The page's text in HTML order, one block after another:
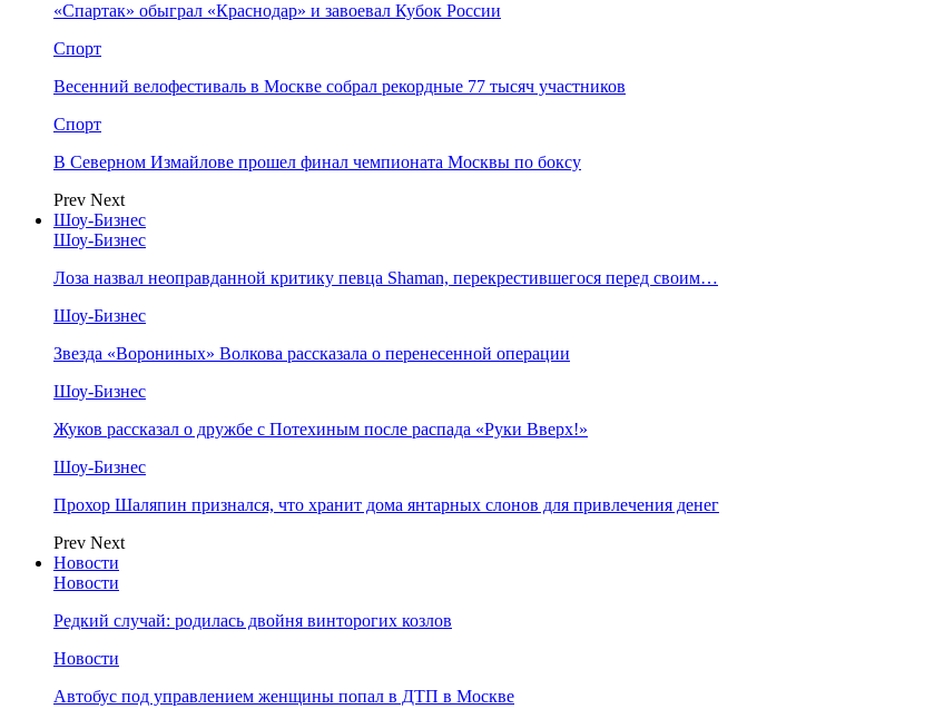
«Спартак» обыграл «Краснодар» и завоевал Кубок России
Спорт
Весенний велофестиваль в Москве собрал рекордные 77 тысяч участников
Спорт
В Северном Измайлове прошел финал чемпионата Москвы по боксу
Prev Next
Шоу-Бизнес
Шоу-Бизнес
Лоза назвал неоправданной критику певца Shaman, перекрестившегося перед своим…
Шоу-Бизнес
Звезда «Ворониных» Волкова рассказала о перенесенной операции
Шоу-Бизнес
Жуков рассказал о дружбе с Потехиным после распада «Руки Вверх!»
Шоу-Бизнес
Прохор Шаляпин признался, что хранит дома янтарных слонов для привлечения денег
Prev Next
Новости
Новости
Редкий случай: родилась двойня винторогих козлов
Новости
Автобус под управлением женщины попал в ДТП в Москве